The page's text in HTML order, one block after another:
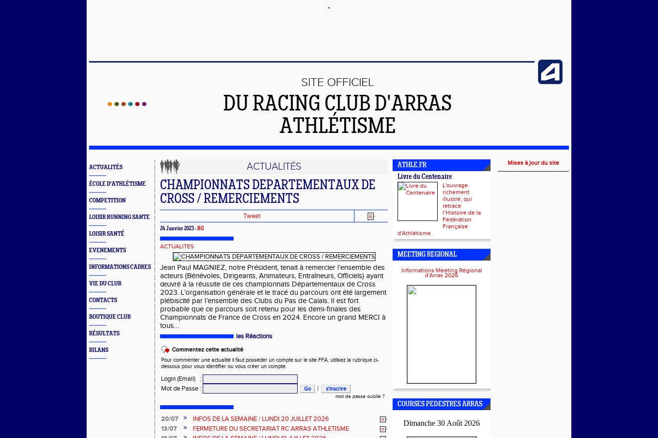
SITE OFFICIEL
DU RACING CLUB D'ARRAS
ATHLÉTISME
ACTUALITÉS
ÉCOLE D'ATHLÉTISME
COMPETITION
LOISIR RUNNING SANTE
LOISIR SANTÉ
EVENEMENTS
INFORMATIONS CADRES
VIE DU CLUB
CONTACTS
BOUTIQUE CLUB
RÉSULTATS
BILANS
ACTUALITÉS
CHAMPIONNATS DEPARTEMENTAUX DE
CROSS / REMERCIEMENTS
Tweet
24 Janvier 2023 -RG
ACTUALITES
Jean Paul MAGNIEZ, notre Président, tenait à remercier l’ensemble des
acteurs (Bénévoles, Dirigeants, Animateurs, Entraîneurs, Officiels) ayant
œuvré à la réussite de ces championnats Départementaux de Cross
2023. L’organisation générale et le tracé du parcours ont été largement
plébiscité par l’ensemble des Clubs du Pas de Calais. Il est fort
probable que ce parcours soit retenu pour les demi-finales des
Championnats de France de Cross en 2024. Encore un grand MERCI à
tous…
les Réactions
Commentez cette actualité
Pour commenter une actualité il faut posséder un compte sur le site FFA, utilisez la rubrique ci-
dessous pour vous identifier ou vous créer un compte.
Login (Email)
:
Mot de Passe : |
mot de passe oublié ?
20/07 >
INFOS DE LA SEMAINE / LUNDI 20 JUILLET 2026
13/07
>
FERMETURE DU SECRETARIAT RC ARRAS ATHLETISME
ATHLE.FR
Livre du Centenaire
L'ouvrage
richement
illustré, qui
retrace
l’Histoire de la
Fédération
Française
d'Athlétisme.
MEETING REGIONAL
Informations Meeting Régional
d'Arras 2026
COURSES PEDESTRES ARRAS
Dimanche 30 Août 2026
Mises à jour du site